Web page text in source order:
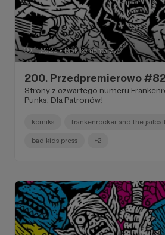
30.11.2022 ● Brak komentarzy
200. Przedpremierowo
Strony z czwartego numeru
Punks. Dla Patronów!
komiks frankenrocker and the
bad kids press +2